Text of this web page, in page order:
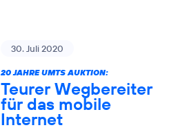
30. Juli 2020
20 JAHRE UMTS AUKTION:
Teurer Wegbereiter
für das mobile
Internet